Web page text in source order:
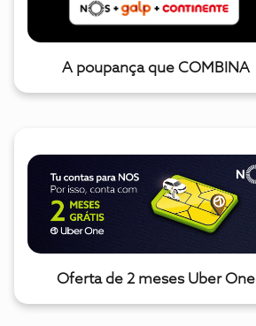
A poupança que COMBINA
Oferta de 2 meses Uber One